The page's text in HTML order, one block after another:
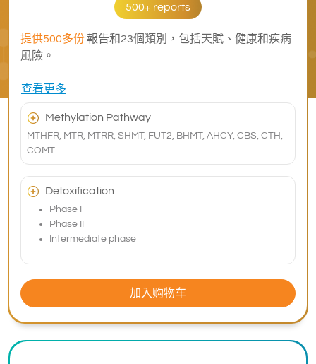
500+ reports
提供500多份報告和23個類別，包括天賦、健康和疾病
風險。
查看更多
Methylation Pathway
MTHFR, MTR, MTRR, SHMT, FUT2, BHMT, AHCY, CBS, CTH,
COMT
Detoxification
Phase I
Phase II
Intermediate phase
加入购物车